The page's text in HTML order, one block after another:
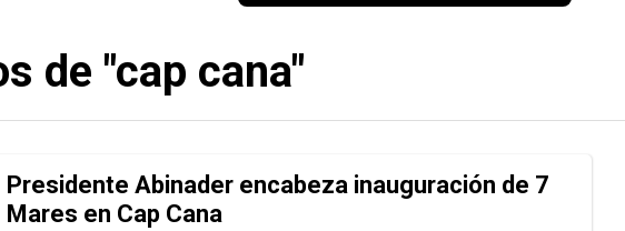
de "cap cana"
Presidente Abinader encabeza inauguración de 7
Mares en Cap Cana